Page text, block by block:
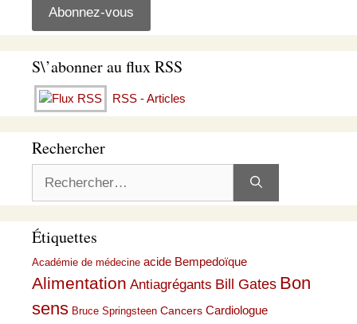
S\’abonner au flux RSS
RSS - Articles
Rechercher
Étiquettes
Académie de médecine acide Bempedoïque
Alimentation Antiagrégants Bill Gates Bon
sens Bruce Springsteen Cancers Cardiologue